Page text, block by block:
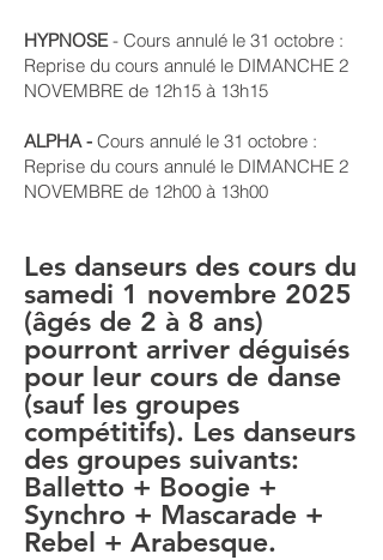
HYPNOSE- Cours annulé le 31 octobre :
Reprise du cours annulé le DIMANCHE 2
NOVEMBRE de 12h15 à 13h15
ALPHA - Cours annulé le 31 octobre :
Reprise du cours annulé le DIMANCHE 2
NOVEMBRE de 12h00 à 13h00
Les danseurs des cours du
samedi 1 novembre 2025
(âgés de 2 à 8 ans)
pourront arriver déguisés
pour leur cours de danse
(sauf les groupes
compétitifs). Les danseurs
des groupes suivants:
Balletto + Boogie +
Synchro + Mascarade +
Rebel + Arabesque.